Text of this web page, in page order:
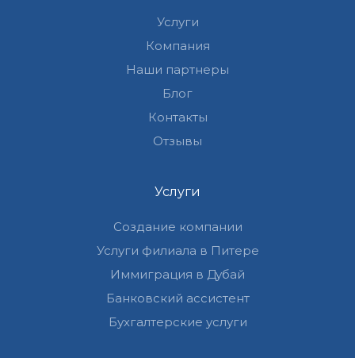
Услуги
Компания
Наши партнеры
Блог
Контакты
Отзывы
Услуги
Создание компании
Услуги филиала в Питере
Иммиграция в Дубай
Банковский ассистент
Бухгалтерские услуги